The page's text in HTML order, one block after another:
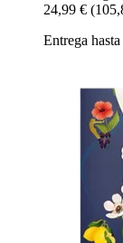
24,99 €
Entrega